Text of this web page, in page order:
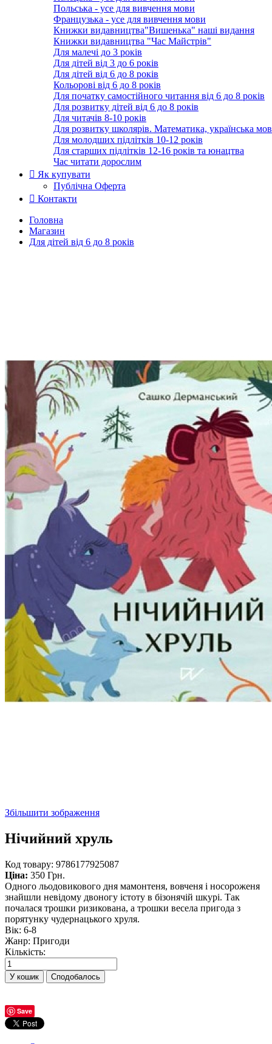
Польська - усе для вивчення мови
Французька - усе для вивчення мови
Книжки видавництва"Вишенька" наші видання
Книжки видавництва "Час Майстрів"
Для малечі до 3 років
Для дітей від 3 до 6 років
Для дітей від 6 до 8 років
Кольорові від 6 до 8 років
Для початку самостійного читання від 6 до 8 років
Для розвитку дітей від 6 до 8 років
Для читачів 8-10 років
Для розвитку школярів. Математика, українська
Для молодших підлітків 10-12 років
Для старших підлітків 12-16 років та юнацтва
Час читати дорослим
Як купувати
Публічна Оферта
Контакти
Головна
Магазин
Для дітей від 6 до 8 років
Збільшити зображення
Нічийний хруль
Код товару: 9786177925087
Ціна: 350 Грн.
Одного льодовикового дня мамонтеня, вовченя і носороженя
знайшли невідому двоногу істоту в бізонячій шкурі. Так
почалася трошки ризикована, а трошки весела пригода з
порятунку чудернацького хруля.
Вік: 6-8
Жанр: Пригоди
Кількість:
Сподобалось
Save